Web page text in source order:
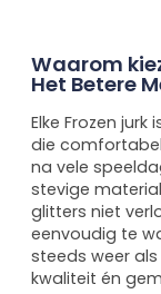
Waarom
Het Betere
Elke Frozen
die
na vele
stevige
glitters niet
eenvoudig te
steeds weer
kwaliteit én